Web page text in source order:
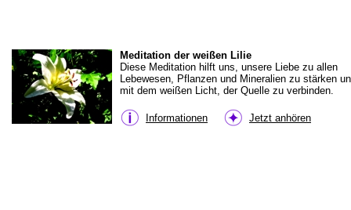
Meditation der weißen Lilie
Diese Meditation hilft uns, unsere Liebe zu allen
Lebewesen, Pflanzen und Mineralien zu stärken
mit dem weißen Licht, der Quelle zu verbinden.
Informationen Jetzt anhören